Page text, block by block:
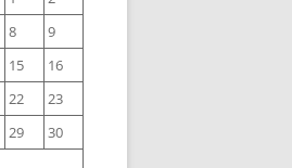
8
9
15
16
22
23
29
30